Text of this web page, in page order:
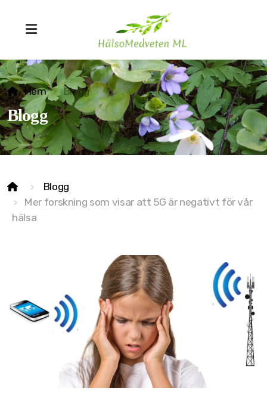
Hem Blogg
Blogg
Blogg
Mer forskning som visar att 5G är negativt för vår
hälsa
Bowenterapi
Lifewave ljusterapi